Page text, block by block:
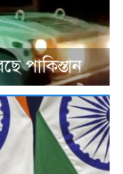
পাকিস্তান